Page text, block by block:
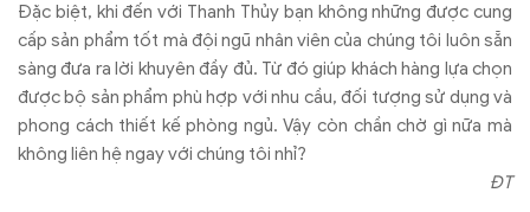
Đặc biệt, khi đến với Thanh Thủy bạn không những được cung
cấp sản phẩm tốt mà đội ngũ nhân viên của chúng tôi luôn sẵn
sàng đưa ra lời khuyên đầy đủ. Từ đó giúp khách hàng lựa chọn
được bộ sản phẩm phù hợp với nhu cầu, đối tượng sử dụng và
phong cách thiết kế phòng ngủ. Vậy còn chần chờ gì nữa mà
không liên hệ ngay với chúng tôi nhỉ?
ĐT